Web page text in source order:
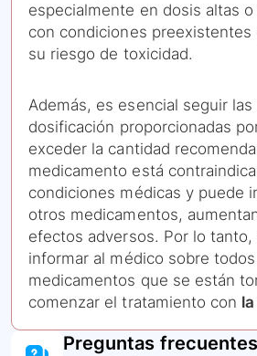
especialmente en dosis altas
con condiciones preexistentes
su riesgo de toxicidad.
Además, es esencial seguir
dosificación proporcionadas
exceder la cantidad
medicamento está
condiciones médicas y puede
otros medicamentos,
efectos adversos. Por lo tanto,
informar al médico sobre
medicamentos que se están
comenzar el tratamiento con
Preguntas